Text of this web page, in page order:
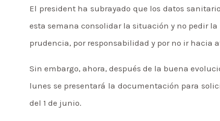
El president ha subrayado que los datos
esta semana consolidar la situación y no pedir la
prudencia, por responsabilidad y por no ir hacia
Sin embargo, ahora, después de la buena
lunes se presentará la documentación para
del 1 de junio.